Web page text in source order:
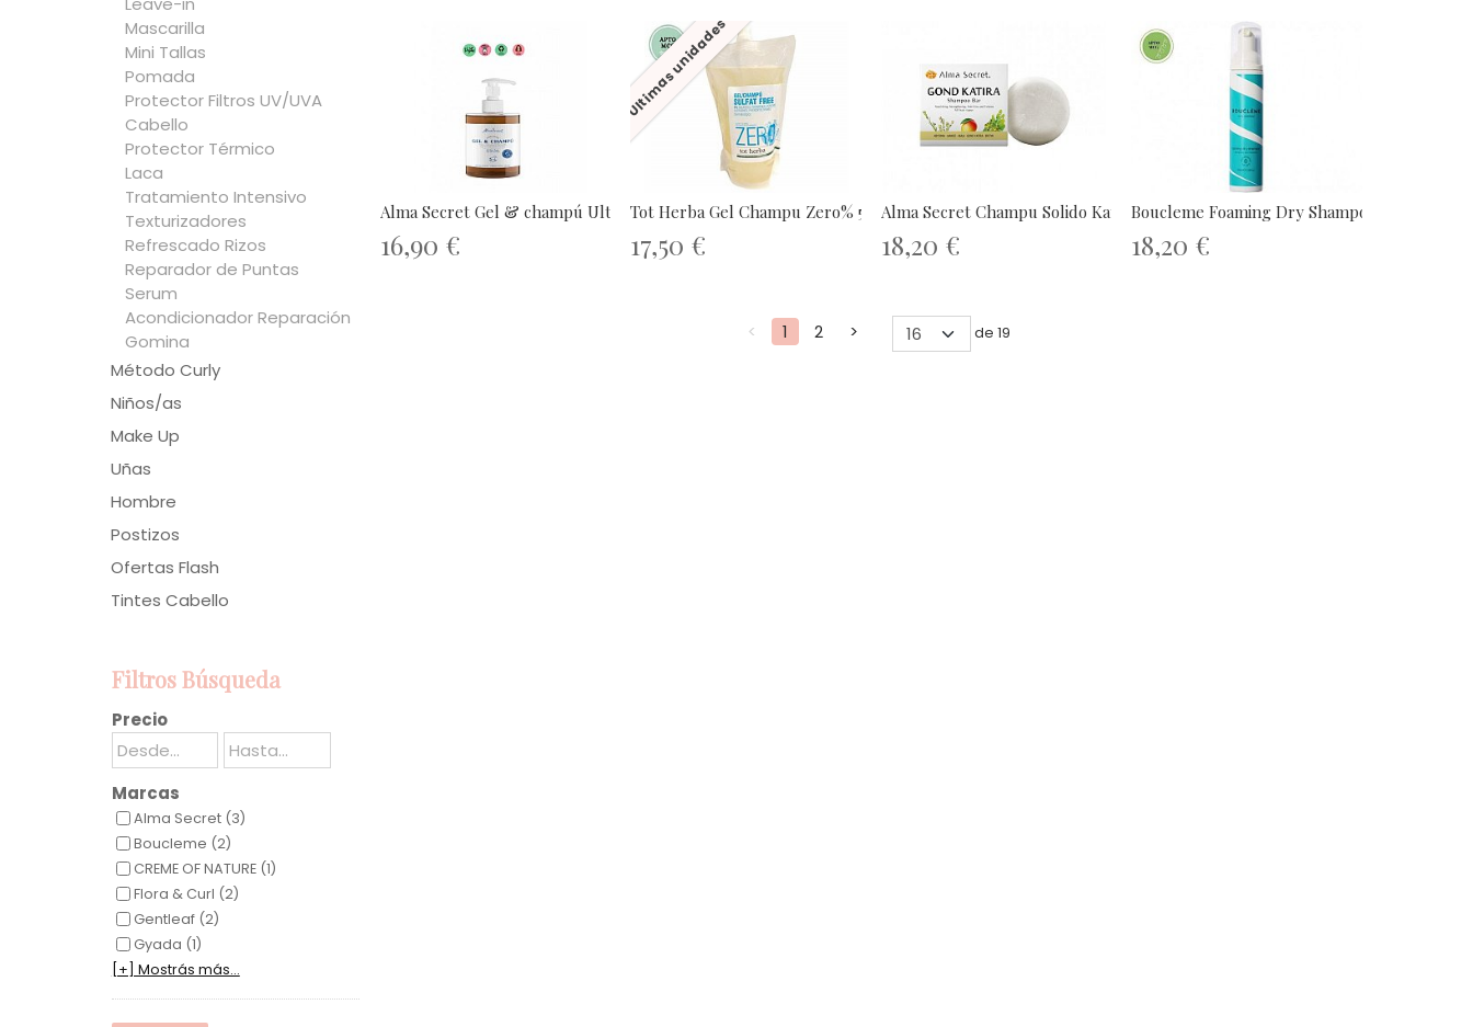
Mascarilla
Mini Tallas
Pomada
Protector Filtros UV/UVA
Cabello
Protector Térmico
Laca
Tratamiento Intensivo
Texturizadores
Refrescado Rizos
Reparador de Puntas
Serum
Acondicionador Reparación
Gomina
Método Curly
Niños/as
Make Up
Uñas
Hombre
Postizos
Ofertas Flash
Tintes Cabello
Filtros Búsqueda
Precio
Marcas
Alma Secret (3)
Boucleme (2)
CREME OF NATURE (1)
Flora & Curl (2)
Gentleaf (2)
Gyada (1)
[+] Mostrás más...
Alma Secret Gel & champú Ultra Suave...
16,90 €
Últimas unidades
Tot Herba Gel Champu Zero% 500ml
17,50 €
Alma Secret Champu Solido Katira 85gr
18,20 €
Boucleme Foaming Dry Shampoo 100ml
18,20 €
< 1 2 > de 19